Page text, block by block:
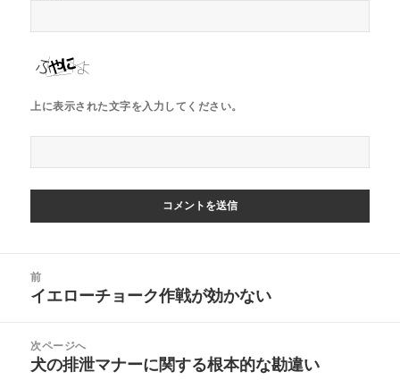
上に表示された文字を入力してください。
前
イエローチョーク作戦が効かない
次ページへ
犬の排泄マナーに関する根本的な勘違い